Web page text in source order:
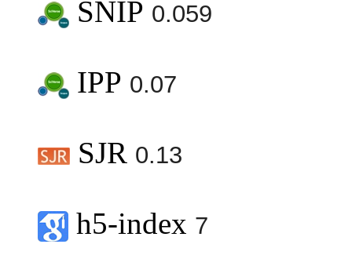
SNIP 0.059
IPP 0.07
SJR 0.13
h5-index 7